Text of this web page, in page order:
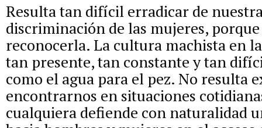
Resulta tan difícil erradicar de
discriminación de las mujeres,
reconocerla. La cultura machista en
tan presente, tan constante y tan
como el agua para el pez. No resulta
encontrarnos en situaciones
cualquiera defiende con naturalidad